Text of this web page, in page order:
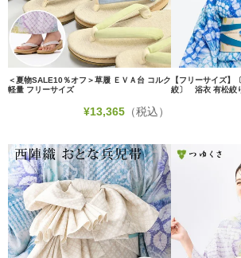
＜夏物SALE10％オフ＞草履 ＥＶＡ台 コルク
軽量 フリーサイズ
¥13,365 （税込）
【フリーサイズ】
絞〕 浴衣 有松絞